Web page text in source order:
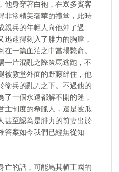
他身穿著白袍，在眾多賓客
非常精美奢華的禮堂，此時
親兵的年輕人向他沖了過
迅速得刺入了腓力的胸膛，
一篇血泊之中當場斃命。
一片混亂之際策馬逃跑，不
被教堂外面的野藤絆住，他
衛兵的亂刀之下。不過他的
了一個永遠都解不開的迷，
主制度的希臘人，還是被瓜
甚至認為是腓力的前妻出於
答案如今我們已經無從知
亡的話，可能馬其頓王國的